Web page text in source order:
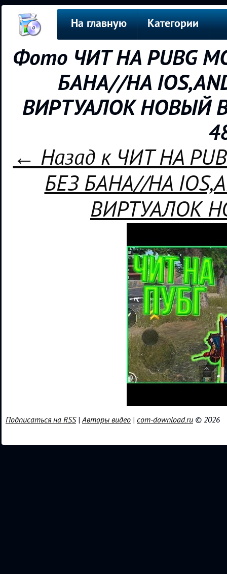
На главную Категории
Фото ЧИТ НА PUBG
БАНА//НА
ВИРТУАЛОК НОВЫЙ
← Назад к ЧИТ НА
БЕЗ БАНА//НА
ВИРТУАЛОК
Подписаться на RSS|Авторы видео | com-download.ru © 2026